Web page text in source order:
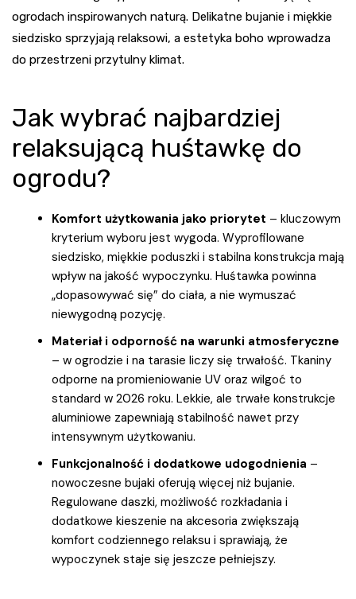
ogrodach inspirowanych naturą. Delikatne bujanie i miękkie
siedzisko sprzyjają relaksowi, a estetyka boho wprowadza
do przestrzeni przytulny klimat.
Jak wybrać najbardziej
relaksującą huśtawkę do
ogrodu?
Komfort użytkowania jako priorytet – kluczowym
kryterium wyboru jest wygoda. Wyprofilowane
siedzisko, miękkie poduszki i stabilna konstrukcja mają
wpływ na jakość wypoczynku. Huśtawka powinna
„dopasowywać się” do ciała, a nie wymuszać
niewygodną pozycję.
Materiał i odporność na warunki atmosferyczne
– w ogrodzie i na tarasie liczy się trwałość. Tkaniny
odporne na promieniowanie UV oraz wilgoć to
standard w 2026 roku. Lekkie, ale trwałe konstrukcje
aluminiowe zapewniają stabilność nawet przy
intensywnym użytkowaniu.
Funkcjonalność i dodatkowe udogodnienia –
nowoczesne bujaki oferują więcej niż bujanie.
Regulowane daszki, możliwość rozkładania i
dodatkowe kieszenie na akcesoria zwiększają
komfort codziennego relaksu i sprawiają, że
wypoczynek staje się jeszcze pełniejszy.